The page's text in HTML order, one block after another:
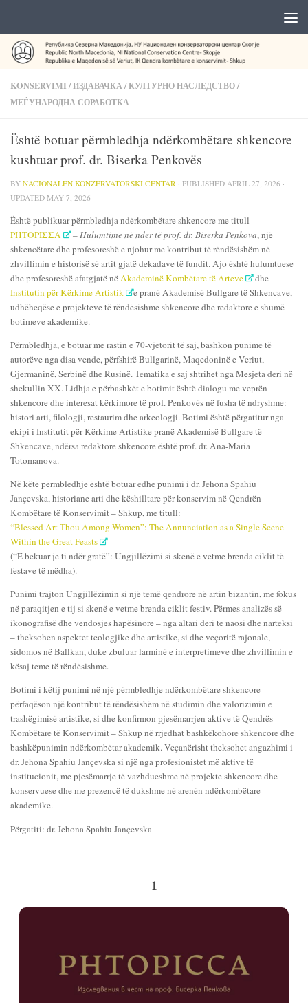
KONSERVIMI /ИЗДАВАЧКА/КУЛТУРНО НАСЛЕДСТВО/
МЕЃУНАРОДНА СОРАБОТКА
Është botuar përmbledhja ndërkombëtare shkencore
kushtuar prof. dr. Biserka Penkovës
BY NACIONALEN KONZERVATORSKI CENTAR · PUBLISHED APRIL 27, 2026 ·
UPDATED MAY 7, 2026
Është publikuar përmbledhja ndërkombëtare shkencore me titull
ΡΗΤΟΡΙΣΣΑ
– Hulumtime në nder të prof. dr. Biserka Penkova, një
shkencëtare dhe profesoreshë e njohur me kontribut të rëndësishëm në
zhvillimin e historisë së artit gjatë dekadave të fundit. Ajo është hulumtuese
dhe profesoreshë afatgjatë nëAkademinë Kombëtare të Arteve
dhe
Institutin për Kërkime Artistik
e pranë Akademisë Bullgare të Shkencave,
udhëheqëse e projekteve të rëndësishme shkencore dhe redaktore e shumë
botimeve akademike.
Përmbledhja, e botuar me rastin e 70-vjetorit të saj, bashkon punime të
autorëve nga disa vende, përfshirë Bullgarinë, Maqedoninë e Veriut,
Gjermaninë, Serbinë dhe Rusinë. Tematika e saj shtrihet nga Mesjeta deri në
shekullin XX. Lidhja e përbashkët e botimit është dialogu me veprën
shkencore dhe interesat kërkimore të prof. Penkovës në fusha të ndryshme:
histori arti, filologji, restaurim dhe arkeologji. Botimi është përgatitur nga
ekipi i Institutit për Kërkime Artistike pranë Akademisë Bullgare të
Shkencave, ndërsa redaktore shkencore është prof. dr. Ana-Maria
Totomanova.
Në këtë përmbledhje është botuar edhe punimi i dr. Jehona Spahiu
Jançevska, historiane arti dhe këshilltare për konservim në Qendrën
Kombëtare të Konservimit – Shkup, me titull:
“Blessed Art Thou Among Women”: The Annunciation as a Single Scene
Within the Great Feasts
(“E bekuar je ti ndër gratë”: Ungjillëzimi si skenë e vetme brenda ciklit të
festave të mëdha).
Punimi trajton Ungjillëzimin si një temë qendrore në artin bizantin, me fokus
në paraqitjen e tij si skenë e vetme brenda ciklit festiv. Përmes analizës së
ikonografisë dhe vendosjes hapësinore – nga altari deri te naosi dhe narteksi
– theksohen aspektet teologjike dhe artistike, si dhe veçoritë rajonale,
sidomos në Ballkan, duke zbuluar larminë e interpretimeve dhe zhvillimin e
kësaj teme të rëndësishme.
Botimi i këtij punimi në një përmbledhje ndërkombëtare shkencore
përfaqëson një kontribut të rëndësishëm në studimin dhe valorizimin e
trashëgimisë artistike, si dhe konfirmon pjesëmarrjen aktive të Qendrës
Kombëtare të Konservimit – Shkup në rrjedhat bashkëkohore shkencore dhe
bashkëpunimin ndërkombëtar akademik. Veçanërisht theksohet angazhimi i
dr. Jehona Spahiu Jançevska si një nga profesionistet më aktive të
institucionit, me pjesëmarrje të vazhdueshme në projekte shkencore dhe
konservuese dhe me prezencë të dukshme në arenën ndërkombëtare
akademike.
Përgatiti: dr. Jehona Spahiu Jançevska
1